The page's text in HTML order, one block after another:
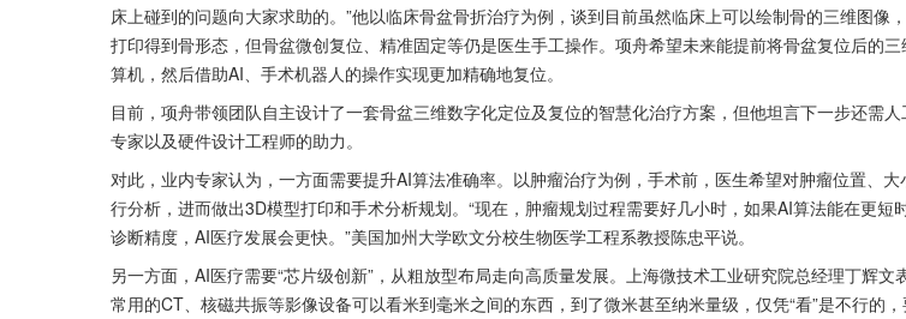
床上碰到的问题向大家求助的。”他以临床骨盆骨折治疗为例，谈到目前虽然临床上可以绘制骨的三维图像
打印得到骨形态，但骨盆微创复位、精准固定等仍是医生手工操作。项舟希望未来能提前将骨盆复位后的
算机，然后借助AI、手术机器人的操作实现更加精确地复位。
目前，项舟带领团队自主设计了一套骨盆三维数字化定位及复位的智慧化治疗方案，但他坦言下一步还需
专家以及硬件设计工程师的助力。
对此，业内专家认为，一方面需要提升AI算法准确率。以肿瘤治疗为例，手术前，医生希望对肿瘤位置、
行分析，进而做出3D模型打印和手术分析规划。“现在，肿瘤规划过程需要好几小时，如果AI算法能在更短
诊断精度，AI医疗发展会更快。”美国加州大学欧文分校生物医学工程系教授陈忠平说。
另一方面，AI医疗需要“芯片级创新”，从粗放型布局走向高质量发展。上海微技术工业研究院总经理丁辉文
常用的CT、核磁共振等影像设备可以看米到毫米之间的东西，到了微米甚至纳米量级，仅凭“看”是不行的，